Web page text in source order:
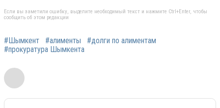
Если вы заметили ошибку, выделите необходимый текст и нажмите Ctrl+Enter, чтобы
сообщить об этом редакции
#Шымкент #алименты
#долги по алиментам
#прокуратура Шымкента